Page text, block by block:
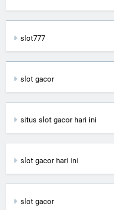
slot777
slot gacor
situs slot gacor hari ini
slot gacor hari ini
slot gacor